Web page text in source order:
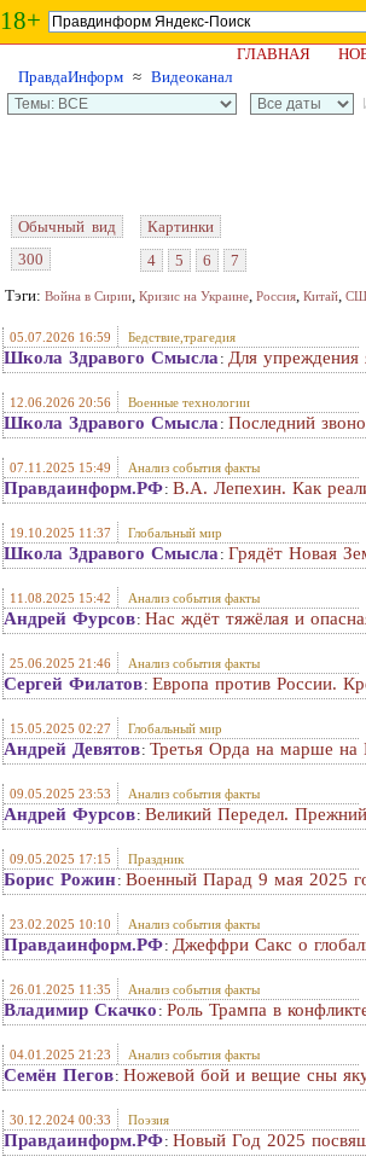
18+
ГЛАВНАЯ
ПравдаИнформ ≈ Видеоканал
Обычный вид
300
Картинки
4
5 6
7
Тэги: Война в Сирии, Кризис на Украине, Россия, Китай,
05.07.2026 16:59 Бедствие,трагедия
Школа Здравого Смысла : Для упреждения
12.06.2026 20:56 Военные технологии
Школа Здравого Смысла : Последний
07.11.2025 15:49 Анализ события факты
Правдаинформ.РФ: В.А. Лепехин. Как
19.10.2025 11:37 Глобальный мир
Школа Здравого Смысла : Грядёт Новая
11.08.2025 15:42 Анализ события факты
Андрей Фурсов: Нас ждёт тяжёлая и
25.06.2025 21:46 Анализ события факты
Сергей Филатов: Европа против России.
15.05.2025 02:27 Глобальный мир
Андрей Девятов: Третья Орда на марше на
09.05.2025 23:53 Анализ события факты
Андрей Фурсов: Великий Передел.
09.05.2025 17:15 Праздник
Борис Рожин: Военный Парад 9 мая 2025
23.02.2025 10:10 Анализ события факты
Правдаинформ.РФ: Джеффри Сакс о
26.01.2025 11:35 Анализ события факты
Владимир Скачко : Роль Трампа в
04.01.2025 21:23 Анализ события факты
Семён Пегов: Ножевой бой и вещие сны
30.12.2024 00:33 Поэзия
Правдаинформ.РФ: Новый Год 2025